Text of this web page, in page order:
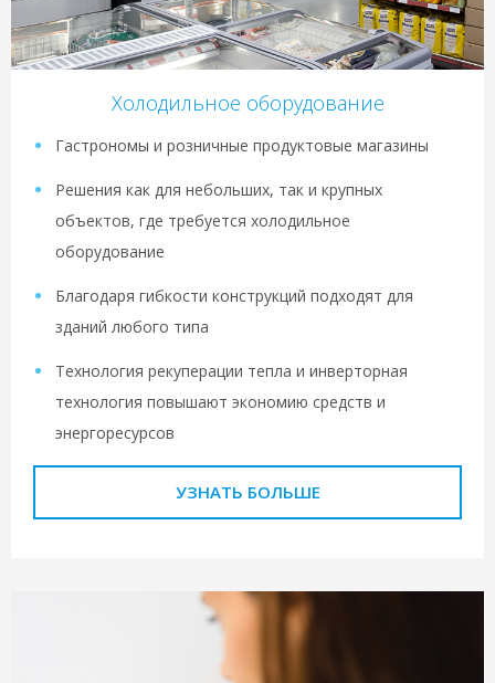
Холодильное оборудование
Гастрономы и розничные продуктовые магазины
Решения как для небольших, так и крупных
объектов, где требуется холодильное
оборудование
Благодаря гибкости конструкций подходят для
зданий любого типа
Технология рекуперации тепла и инверторная
технология повышают экономию средств и
энергоресурсов
УЗНАТЬ БОЛЬШЕ